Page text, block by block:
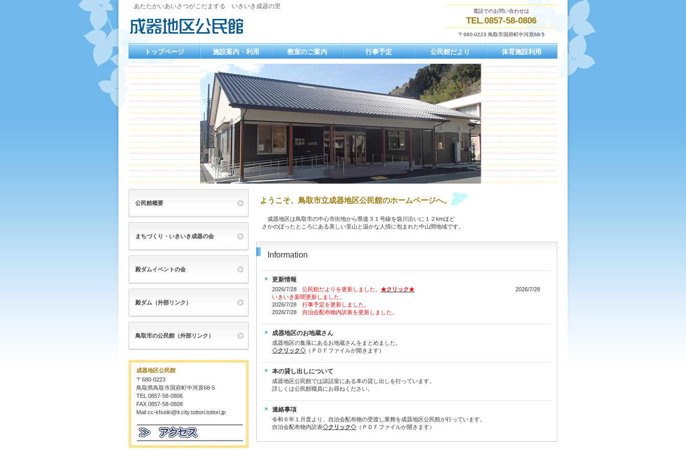
あたたかいあいさつがこだまする いきいき成器の里
電話でのお問い合わせは
TEL.0857-58-0806
〒680-0223 鳥取市国府町中河原68-5
ようこそ、鳥取市立成器地区公民館のホームページへ。
成器地区は鳥取市の中心市街地から県道３１号線を袋川沿いに１２kmほど
さかのぼったところにある美しい里山と温かな人情に包まれた中山間地域です。
Information
更新情報
2026/7/28 公民館だよりを更新しました。 ★クリック★ 2026/7/28
いきいき新聞更新しました。
2026/7/28
行事予定を更新しました。
2026/7/28
自治会配布物内訳表を更新しました。
成器地区のお地蔵さん
成器地区の集落にあるお地蔵さんをまとめました。
◇クリック◇ （ＰＤＦファイルが開きます）
本の貸し出しについて
成器地区公民館では談話室にある本の貸し出しを行っています。
詳しくは公民館職員にお尋ねください。
連絡事項
令和６年１月度より、自治会配布物の受渡し業務を成器地区公民館が行っています。
自治会配布物内訳表◇クリック◇ （ＰＤＦファイルが開きます）
トップページ 施設案内・利用 教室のご案内 行事予定 公民館だより 体育施設利用
公民館概要
まちづくり・いきいき成器の会
殿ダムイベントの会
殿ダム（外部リンク）
鳥取市の公民館（外部リンク）
成器地区公民館
〒680-0223
鳥取県鳥取市国府町中河原68-5
TEL 0857-58-0806
FAX 0857-58-0808
Mail cc-kfseiki@it.city.tottori.tottori.jp